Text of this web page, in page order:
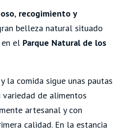
, recogimiento y
belleza natural situado
en el Parque Natural de los
y la comida sigue unas pautas
variedad de alimentos
artesanal y con
calidad. En la estancia